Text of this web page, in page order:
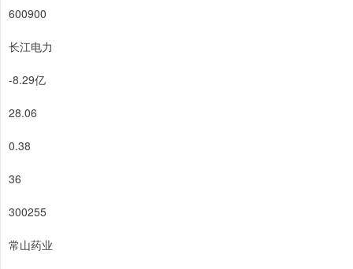
600900
长江电力
-8.29亿
28.06
0.38
36
300255
常山药业